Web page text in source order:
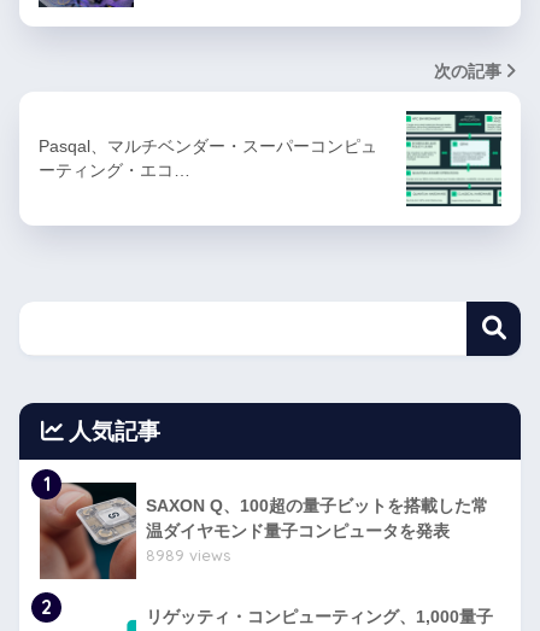
次の記事
Pasqal、マルチベンダー・スーパーコンピュ
ーティング・エコ…
人気記事
1
SAXON Q、100超の量子ビットを搭載した常
温ダイヤモンド量子コンピュータを発表
8989 views
2
リゲッティ・コンピューティング、1,000量子